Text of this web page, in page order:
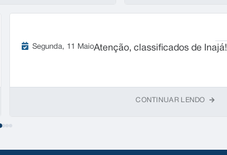
Atenção, classificados de Inajá!
Segunda 11 Maio
CONTINUAR LENDO